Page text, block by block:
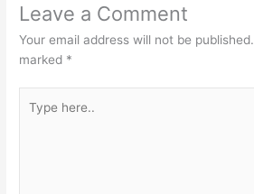
Leave a Comment
Your email address will not be published.
marked *
here..